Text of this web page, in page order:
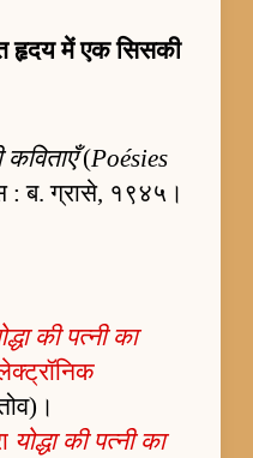
हृदय में एक सिसकी
कविताएँ(Poésies
: ब. ग्रासे, १९४५।
की पत्नी का
योद्धा की पत्नी का